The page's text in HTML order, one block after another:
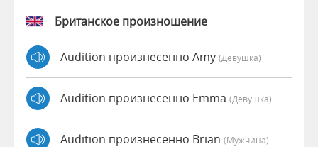
Британское произношение
Audition произнесенно Amy (девушка)
Audition произнесенно Emma (девушка)
Audition произнесенно Brian (мужчина)